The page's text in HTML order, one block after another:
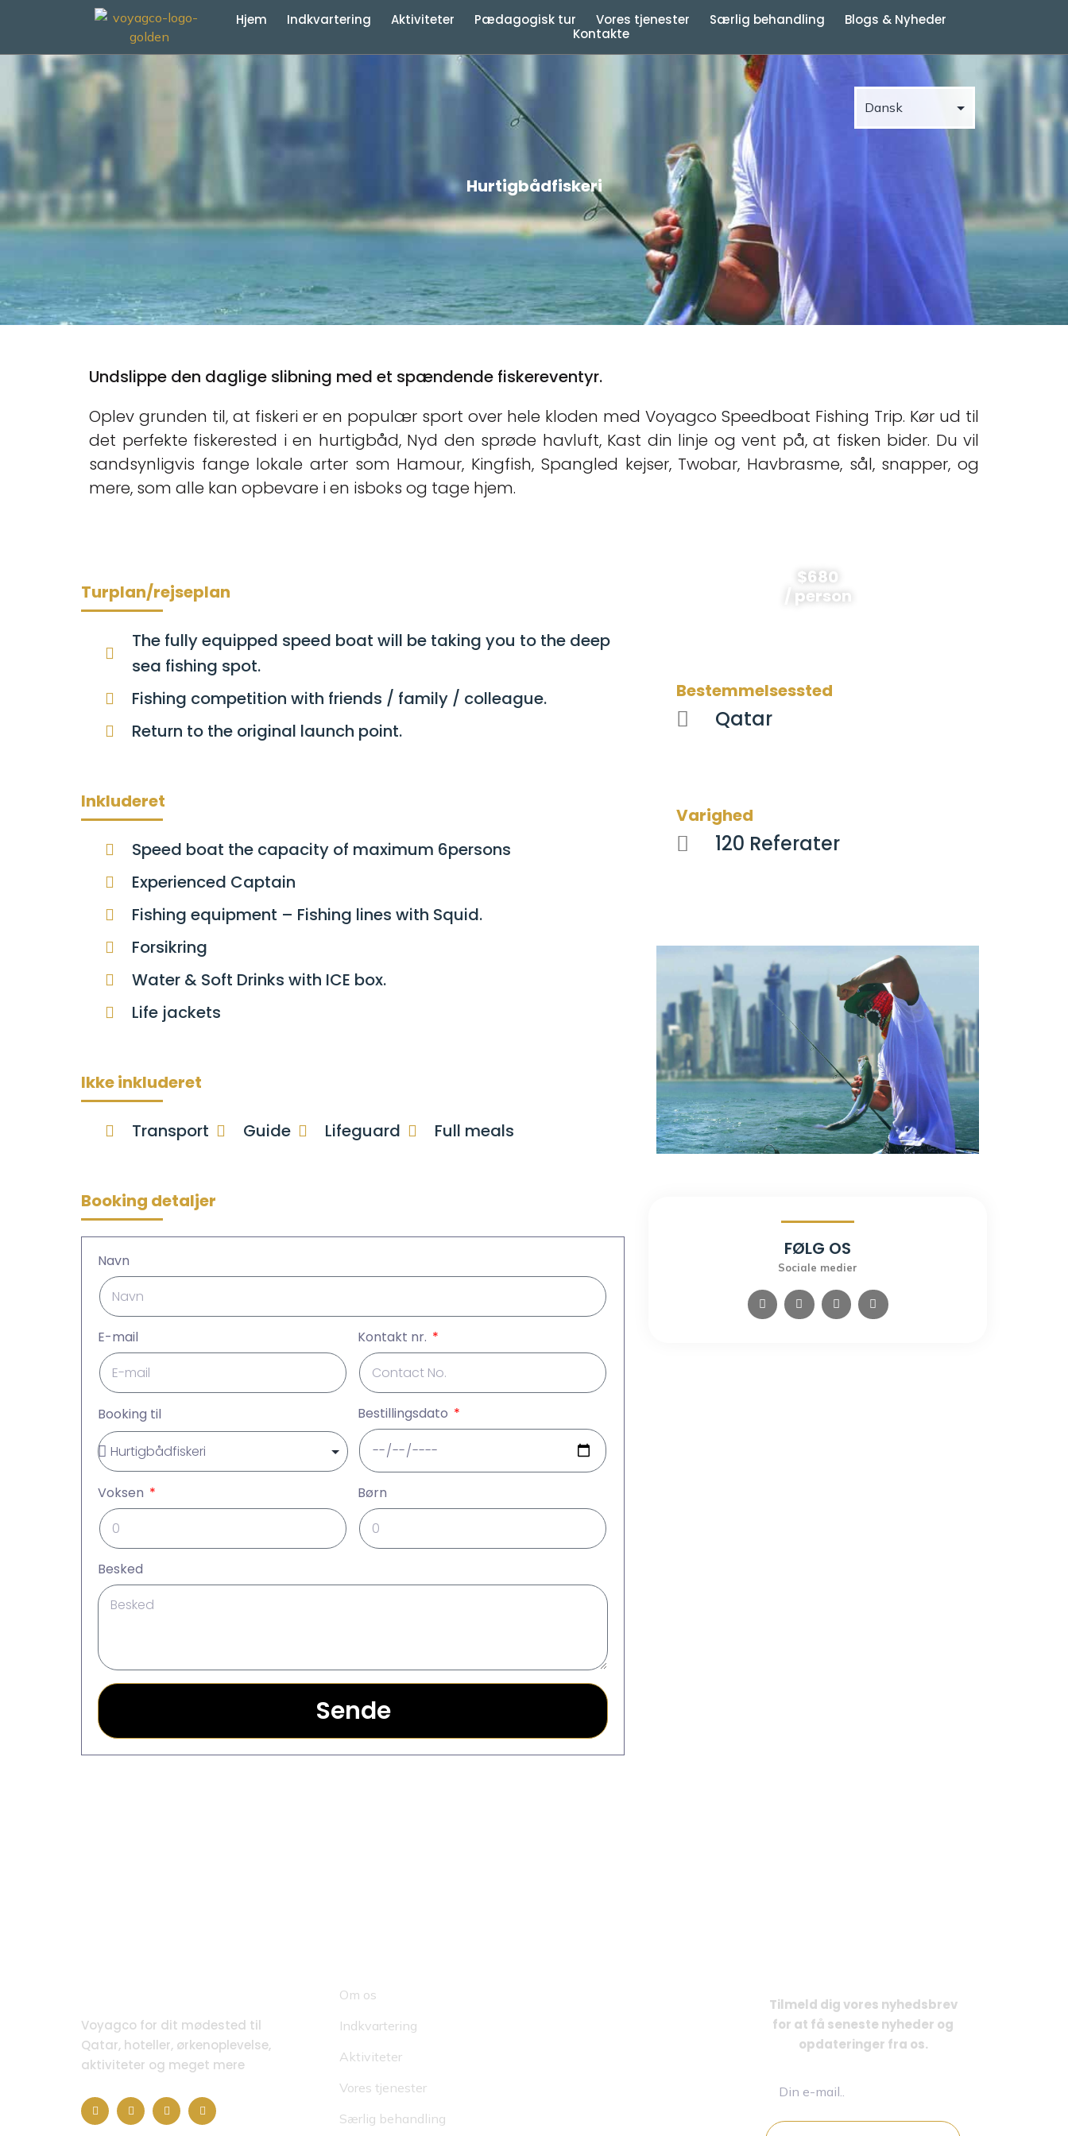
Hjem Indkvartering Aktiviteter Pædagogisk tur Vores tjenester Særlig behandling
Blogs & Nyheder
Kontakte
Hurtigbådfiskeri
Undslippe den daglige slibning med et spændende fiskereventyr.
Oplev grunden til, at fiskeri er en populær sport over hele kloden med Voyagco Speedboat Fishing Trip. Kør ud til
det perfekte fiskerested i en hurtigbåd, Nyd den sprøde havluft, Kast din linje og vent på, at fisken bider. Du vil
sandsynligvis fange lokale arter som Hamour, Kingfish, Spangled kejser, Twobar, Havbrasme, sål, snapper, og
mere, som alle kan opbevare i en isboks og tage hjem.
Turplan/rejseplan
The fully equipped speed boat will be taking you to the deep
sea fishing spot.
Fishing competition with friends / family / colleague.
Return to the original launch point.
Inkluderet
Speed boat the capacity of maximum 6persons
Experienced Captain
Fishing equipment – Fishing lines with Squid.
Forsikring
Water & Soft Drinks with ICE box.
Life jackets
Ikke inkluderet
Transport Guide Lifeguard Full meals
Booking detaljer
Navn
E-mail Kontakt nr.
Booking til Bestillingsdato
Voksen Børn
Besked
Sende
$680
/ person
Bestemmelsessted
Qatar
Varighed
120 Referater
FØLG OS
Sociale medier
Voyagco for dit mødested til
Qatar, hoteller, ørkenoplevelse,
aktiviteter og meget mere
Om os
Indkvartering
Aktiviteter
Vores tjenester
Særlig behandling
Tilmeld dig vores nyhedsbrev
for at få seneste nyheder og
opdateringer fra os.